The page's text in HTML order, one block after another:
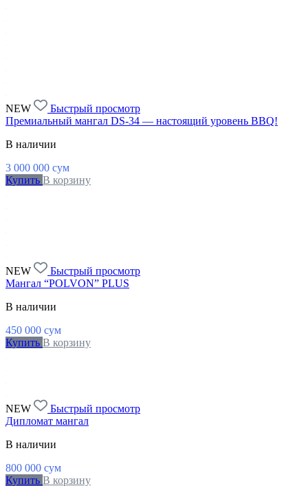
NEW
Быстрый просмотр
Премиальный мангал DS-34 — настоящий уровень BBQ!
В наличии
3 000 000 сум
Купить В корзину
NEW
Быстрый просмотр
Мангал “POLVON” PLUS
В наличии
450 000 сум
Купить В корзину
NEW
Быстрый просмотр
Дипломат мангал
В наличии
800 000 сум
Купить В корзину